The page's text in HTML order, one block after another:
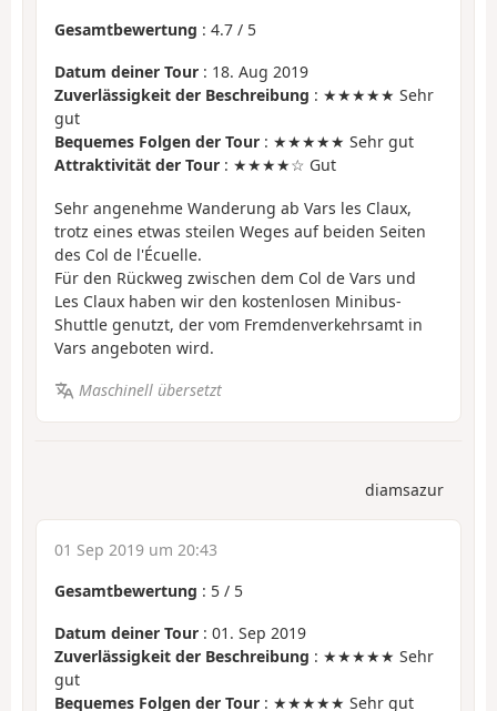
Gesamtbewertung : 4.7 / 5
Datum deiner Tour : 18. Aug 2019
Zuverlässigkeit der Beschreibung : ★★★★★ Sehr
gut
Bequemes Folgen der Tour : ★★★★★ Sehr gut
Attraktivität der Tour : ★★★★☆ Gut
Sehr angenehme Wanderung ab Vars les Claux,
trotz eines etwas steilen Weges auf beiden Seiten
des Col de l'Écuelle.
Für den Rückweg zwischen dem Col de Vars und
Les Claux haben wir den kostenlosen Minibus-
Shuttle genutzt, der vom Fremdenverkehrsamt in
Vars angeboten wird.
Maschinell übersetzt
diamsazur
01 Sep 2019 um 20:43
Gesamtbewertung : 5 / 5
Datum deiner Tour : 01. Sep 2019
Zuverlässigkeit der Beschreibung : ★★★★★ Sehr
gut
Bequemes Folgen der Tour : ★★★★★ Sehr gut